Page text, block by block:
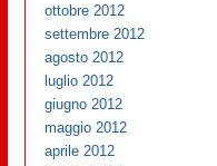
ottobre 2012
settembre 2012
agosto 2012
luglio 2012
giugno 2012
maggio 2012
aprile 2012